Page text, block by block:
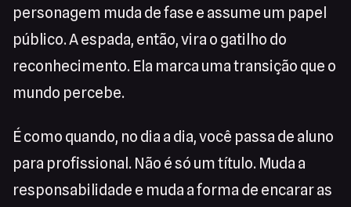
personagem muda de fase e assume um papel
público. A espada, então, vira o gatilho do
reconhecimento. Ela marca uma transição que o
mundo percebe.
É como quando, no dia a dia, você passa de aluno
para profissional. Não é só um título. Muda a
responsabilidade e muda a forma de encarar as